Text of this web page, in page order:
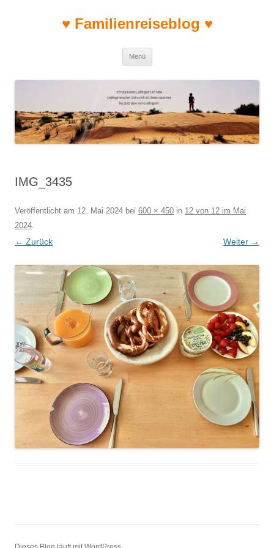
♥ Familienreiseblog ♥
Menü
IMG_3435
Veröffentlicht am 12. Mai 2024 bei 600 × 450 in 12 von 12 im Mai
2024.
← Zurück Weiter →